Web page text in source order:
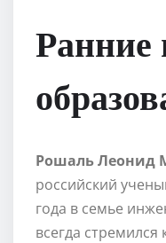
Ранние
Рошаль Леонид
российский
года в семье
всегда